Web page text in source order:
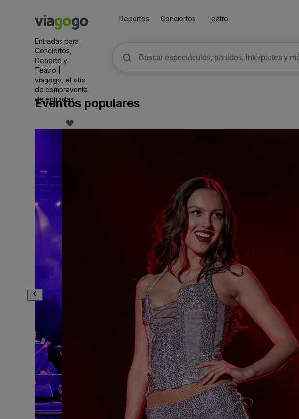
Entradas para
Conciertos,
Deporte y
Teatro |
viagogo, el sitio
de compraventa
de entradas
Deportes Conciertos Teatro
Eventos populares